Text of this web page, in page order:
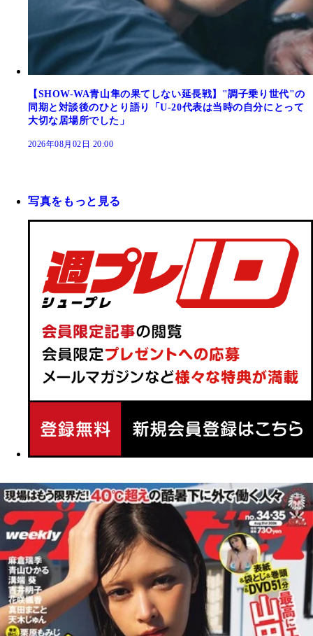
【SHOW-WA青山隼の果てしない延長戦】"調子乗り世代"の
同期と対談後のひとり語り「U-20代表は当時の自分にとって
大切な居場所でした」
2026年08月02日 20:00
写真をもっと見る